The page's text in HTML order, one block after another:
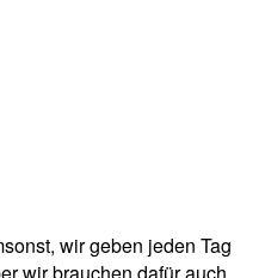
wir geben jeden Tag
wir brauchen dafür auch